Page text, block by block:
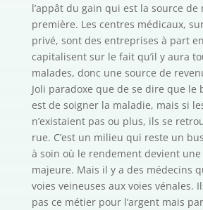
l’appât du gain qui est la source de
première. Les centres médicaux,
privé, sont des entreprises à part
capitalisent sur le fait qu’il y aura
malades, donc une source de
Joli paradoxe que de se dire que le
est de soigner la maladie, mais si
n’existaient pas ou plus, ils se
rue. C’est un milieu qui reste un
à soin où le rendement devient
majeure. Mais il y a des médecins
voies veineuses aux voies vénales.
pas ce métier pour l’argent mais